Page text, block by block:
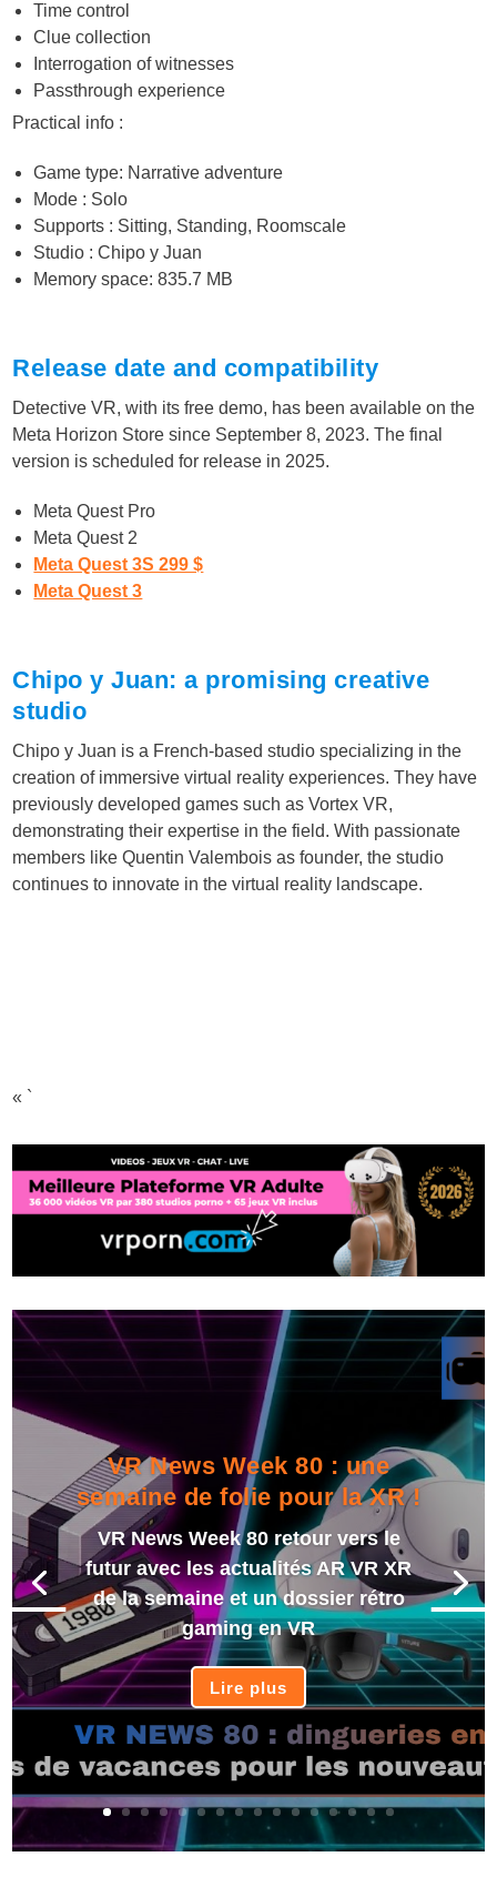
Time control
Clue collection
Interrogation of witnesses
Passthrough experience
Practical info :
Game type: Narrative adventure
Mode : Solo
Supports : Sitting, Standing, Roomscale
Studio : Chipo y Juan
Memory space: 835.7 MB
Release date and compatibility
Detective VR, with its free demo, has been available on the
Meta Horizon Store since September 8, 2023. The final
version is scheduled for release in 2025.
Meta Quest Pro
Meta Quest 2
Meta Quest 3S 299 $
Meta Quest 3
Chipo y Juan: a promising creative
studio
Chipo y Juan is a French-based studio specializing in the
creation of immersive virtual reality experiences. They have
previously developed games such as Vortex VR,
demonstrating their expertise in the field. With passionate
members like Quentin Valembois as founder, the studio
continues to innovate in the virtual reality landscape.
« `
VR News Week 80 : une
semaine de folie pour la XR !
VR News Week 80 retour vers le
futur avec les actualités AR VR XR
de la semaine et un dossier rétro
gaming en VR
Lire plus